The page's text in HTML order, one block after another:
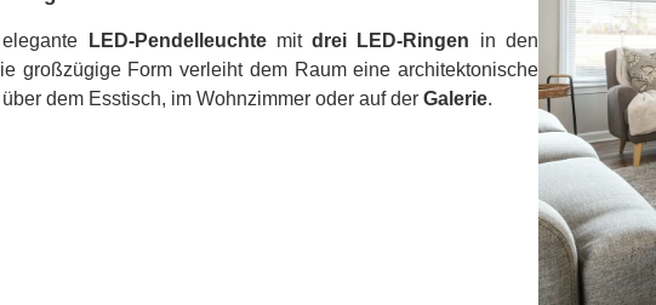
LED-Pendelleuchtemitdrei LED-Ringen in den
großzügige Form verleiht dem Raum eine architektonische
dem Esstisch, im Wohnzimmer oder auf der Galerie.